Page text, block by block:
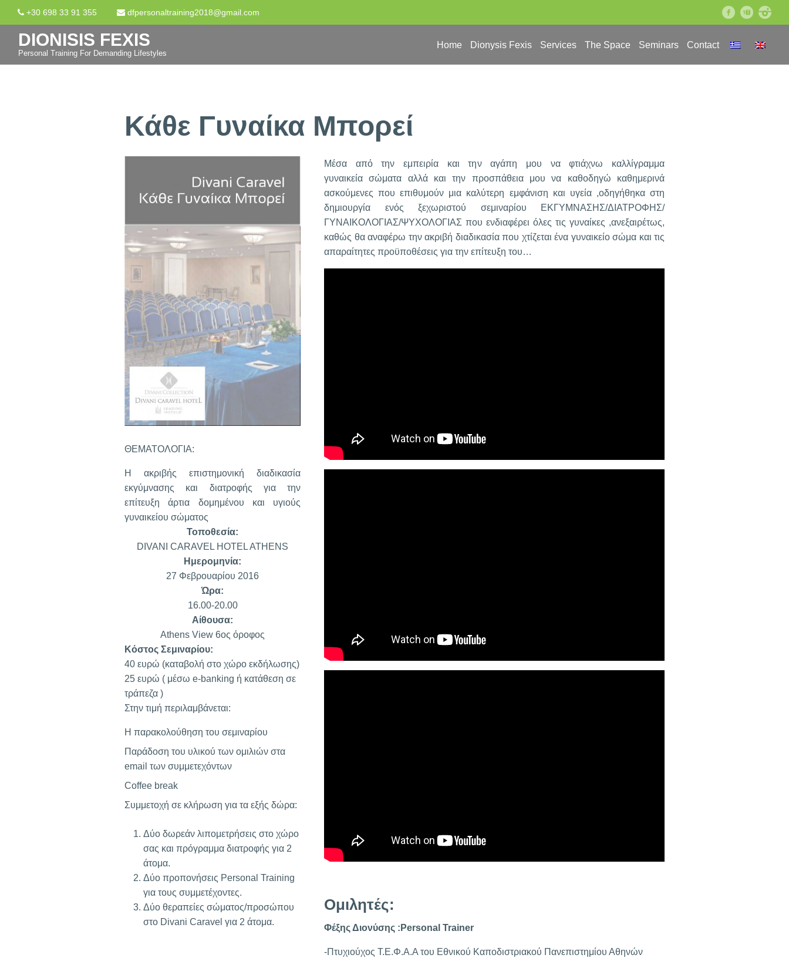
+30 698 33 91 355 dfpersonaltraining2018@gmail.com
DIONISIS FEXIS
Personal Training For Demanding Lifestyles
Home Dionysis Fexis Services The Space Seminars Contact
Κάθε Γυναίκα Μπορεί
ΘΕΜΑΤΟΛΟΓΙΑ:
Η ακριβής επιστημονική διαδικασία
εκγύμνασης και διατροφής για την
επίτευξη άρτια δομημένου και υγιούς
γυναικείου σώματος
Τοποθεσία:
DIVANI CARAVEL HOTEL ATHENS
Ημερομηνία:
27 Φεβρουαρίου 2016
Ώρα:
16.00-20.00
Αίθουσα:
Athens View 6ος όροφος
Κόστος Σεμιναρίου:
40 ευρώ (καταβολή στο χώρο εκδήλωσης)
25 ευρώ ( μέσω e-banking ή κατάθεση σε
τράπεζα )
Στην τιμή περιλαμβάνεται:
Η παρακολούθηση του σεμιναρίου
Παράδοση του υλικού των ομιλιών στα
email των συμμετεχόντων
Coffee break
Συμμετοχή σε κλήρωση για τα εξής δώρα:
Δύο δωρεάν λιπομετρήσεις στο χώρο
σας και πρόγραμμα διατροφής για 2
άτομα.
Δύο προπονήσεις Personal Training
για τους συμμετέχοντες.
Δύο θεραπείες σώματος/προσώπου
στο Divani Caravel για 2 άτομα.
Μέσα από την εμπειρία και την αγάπη μου να φτιάχνω καλλίγραμμα
γυναικεία σώματα αλλά και την προσπάθεια μου να καθοδηγώ καθημερινά
ασκούμενες που επιθυμούν μια καλύτερη εμφάνιση και υγεία ,οδηγήθηκα στη
δημιουργία ενός ξεχωριστού σεμιναρίου ΕΚΓΥΜΝΑΣΗΣ/ΔΙΑΤΡΟΦΗΣ/
ΓΥΝΑΙΚΟΛΟΓΙΑΣ/ΨΥΧΟΛΟΓΙΑΣ που ενδιαφέρει όλες τις γυναίκες ,ανεξαιρέτως,
καθώς θα αναφέρω την ακριβή διαδικασία που χτίζεται ένα γυναικείο σώμα και τις
απαραίτητες προϋποθέσεις για την επίτευξη του…
Ομιλητές:
Φέξης Διονύσης :Personal Trainer
-Πτυχιούχος Τ.Ε.Φ.Α.Α του Εθνικού Καποδιστριακού Πανεπιστημίου Αθηνών